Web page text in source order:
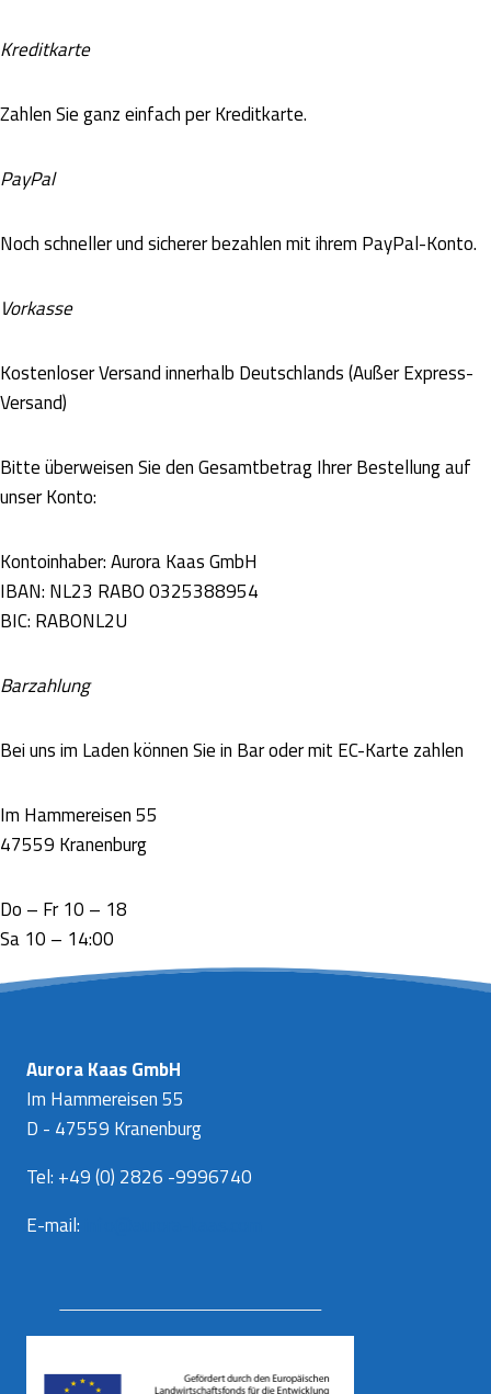
Kreditkarte
Zahlen Sie ganz einfach per Kreditkarte.
PayPal
Noch schneller und sicherer bezahlen mit ihrem PayPal-Konto.
Vorkasse
Kostenloser Versand innerhalb Deutschlands (Außer Express-
Versand)
Bitte überweisen Sie den Gesamtbetrag Ihrer Bestellung auf
unser Konto:
Kontoinhaber: Aurora Kaas GmbH
IBAN: NL23 RABO 0325388954
BIC: RABONL2U
Barzahlung
Bei uns im Laden können Sie in Bar oder mit EC-Karte zahlen
Im Hammereisen 55
47559 Kranenburg
Do – Fr 10 – 18
Sa 10 – 14:00
Aurora Kaas GmbH
Im Hammereisen 55
D - 47559 Kranenburg
Tel: +49 (0) 2826 -9996740
E-mail: